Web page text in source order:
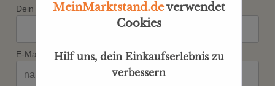
Dein Vorname*
E-Mail*
MeinMarktstand.deverwendet
Cookies
Hilf uns, dein Einkaufserlebnis zu
verbessern